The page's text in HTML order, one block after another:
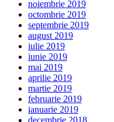
noiembrie 2019
octombrie 2019
septembrie 2019
august 2019
iulie 2019
iunie 2019
mai 2019
aprilie 2019
martie 2019
februarie 2019
ianuarie 2019